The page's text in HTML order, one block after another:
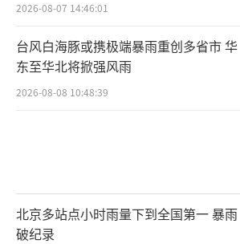
2026-08-07 14:46:01
台风白海豚或携极端暴雨重创多省市 华
东至华北将掀强风雨
2026-08-08 10:48:39
北京多站点小时雨量下到全国第一 暴雨
破纪录